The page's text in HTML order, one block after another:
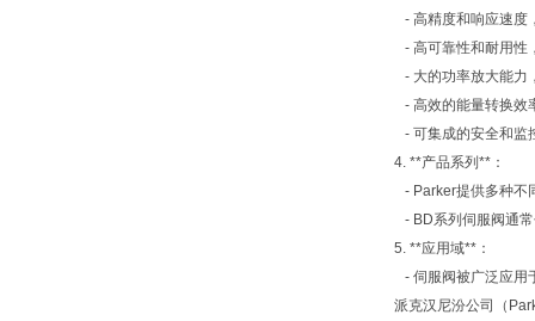
- 高精度和响应速度
- 高可靠性和耐用性
- 大的功率放大能力
- 高效的能量转换效
- 可集成的安全和监
4. **产品系列**：
- Parker提供多种不
- BD系列伺服阀通
5. **应用域**：
- 伺服阀被广泛应用
派克汉尼汾公司（